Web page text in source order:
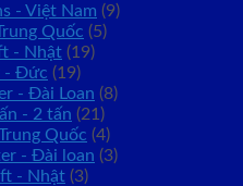
- Việt Nam (9)
Quốc (5)
- Nhật (19)
- Đức (19)
- Đài Loan (8)
- 2 tấn (21)
Quốc (4)
- Đài loan (3)
- Nhật (3)